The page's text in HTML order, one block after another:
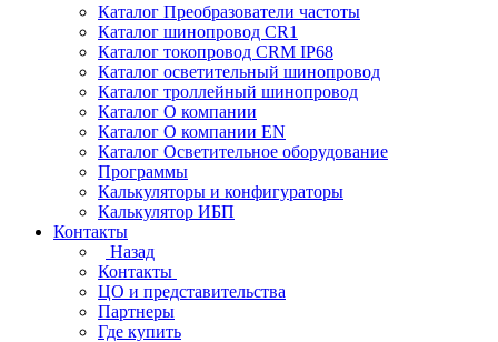
Каталог Преобразователи частоты
Каталог шинопровод CR1
Каталог токопровод CRM IP68
Каталог осветительный шинопровод
Каталог троллейный шинопровод
Каталог О компании
Каталог О компании EN
Каталог Осветительное оборудование
Программы
Калькуляторы и конфигураторы
Калькулятор ИБП
Контакты
Назад
Контакты
ЦО и представительства
Партнеры
Где купить